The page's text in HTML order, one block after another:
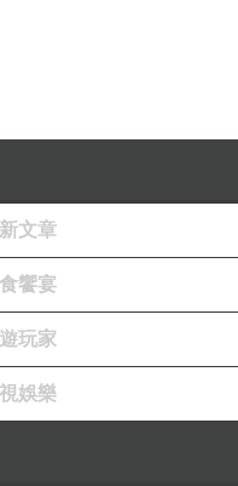
文章
饗宴
玩家
娛樂